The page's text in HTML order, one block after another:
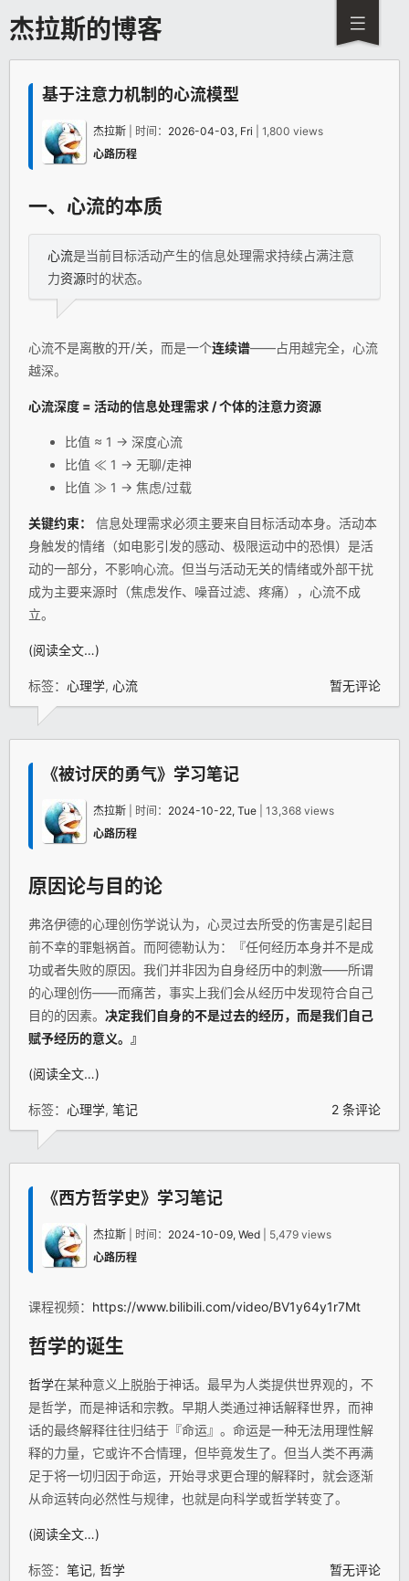
杰拉斯的博客
基于注意力机制的心流模型
杰拉斯 | 时间： 2026-04-03, Fri | 1,800 views
心路历程
一、 心流的本质
心流是当前目标活动产生的信息处理需求持续占满注意
力资源时的状态。
心流不是离散的开/关，而是一个连续谱——占用越完全，心流
越深。
心流深度 = 活动的信息处理需求 / 个体的注意力资源
比值 ≈ 1 → 深度心流
比值 ≪ 1 → 无聊/走神
比值 ≫ 1 → 焦虑/过载
关键约束：
信息处理需求必须主要来自目标活动本身。活动本
身触发的情绪（如电影引发的感动、极限运动中的恐惧）是活
动的一部分，不影响心流。但当与活动无关的情绪或外部干扰
成为主要来源时（焦虑发作、噪音过滤、疼痛），心流不成
立。
(阅读全文…)
标签： 心理学, 心流 暂无评论
《被讨厌的勇气》学习笔记
杰拉斯 | 时间： 2024-10-22, Tue | 13,368 views
心路历程
原因论与目的论
弗洛伊德的心理创伤学说认为，心灵过去所受的伤害是引起目
前不幸的罪魁祸首。而阿德勒认为：『任何经历本身并不是成
功或者失败的原因。我们并非因为自身经历中的刺激——所谓
的心理创伤——而痛苦，事实上我们会从经历中发现符合自己
目的的因素。 决定我们自身的不是过去的经历，而是我们自己
赋予经历的意义。』
(阅读全文…)
标签： 心理学, 笔记 2 条评论
《西方哲学史》学习笔记
杰拉斯 | 时间： 2024-10-09, Wed | 5,479 views
心路历程
课程视频： https://www.bilibili.com/video/BV1y64y1r7Mt
哲学的诞生
哲学在某种意义上脱胎于神话。最早为人类提供世界观的，不
是哲学，而是神话和宗教。早期人类通过神话解释世界，而神
话的最终解释往往归结于『命运』。命运是一种无法用理性解
释的力量，它或许不合情理，但毕竟发生了。但当人类不再满
足于将一切归因于命运，开始寻求更合理的解释时，就会逐渐
从命运转向必然性与规律，也就是向科学或哲学转变了。
(阅读全文…)
标签： 笔记, 哲学 暂无评论